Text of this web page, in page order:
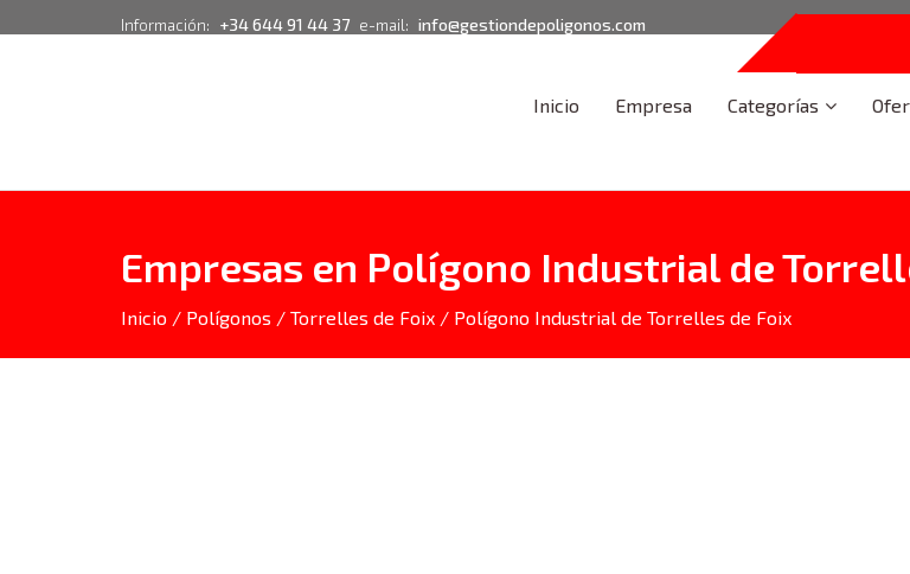
Información: +34 644 91 44 37 e-mail: info@gestiondepoligonos.com
Inicio Empresa Categorías
Empresas en Polígono Industrial de
Inicio / Polígonos / Torrelles de Foix / Polígono Industrial de Torrelles de Foix